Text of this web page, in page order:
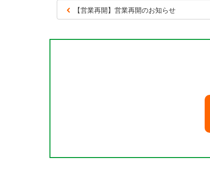
【営業再開】営業再開のお知らせ